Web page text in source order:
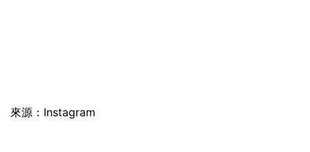
來源：Instagram